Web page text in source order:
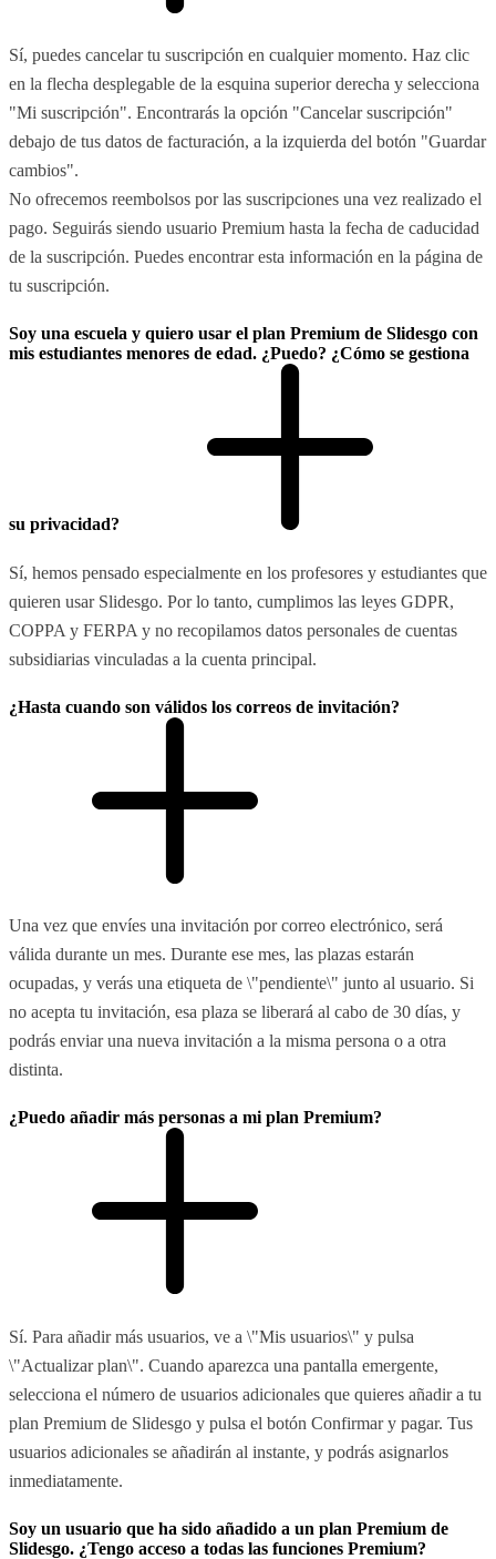
Sí, puedes cancelar tu suscripción en cualquier momento. Haz clic
en la flecha desplegable de la esquina superior derecha y selecciona
"Mi suscripción". Encontrarás la opción "Cancelar suscripción"
debajo de tus datos de facturación, a la izquierda del botón "Guardar
cambios".
No ofrecemos reembolsos por las suscripciones una vez realizado el
pago. Seguirás siendo usuario Premium hasta la fecha de caducidad
de la suscripción. Puedes encontrar esta información en la página de
tu suscripción.
Soy una escuela y quiero usar el plan Premium de Slidesgo con
mis estudiantes menores de edad. ¿Puedo? ¿Cómo se gestiona
su privacidad?
Sí, hemos pensado especialmente en los profesores y estudiantes que
quieren usar Slidesgo. Por lo tanto, cumplimos las leyes GDPR,
COPPA y FERPA y no recopilamos datos personales de cuentas
subsidiarias vinculadas a la cuenta principal.
¿Hasta cuando son válidos los correos de invitación?
Una vez que envíes una invitación por correo electrónico, será
válida durante un mes. Durante ese mes, las plazas estarán
ocupadas, y verás una etiqueta de \"pendiente\" junto al usuario. Si
no acepta tu invitación, esa plaza se liberará al cabo de 30 días, y
podrás enviar una nueva invitación a la misma persona o a otra
distinta.
¿Puedo añadir más personas a mi plan Premium?
Sí. Para añadir más usuarios, ve a \"Mis usuarios\" y pulsa
\"Actualizar plan\". Cuando aparezca una pantalla emergente,
selecciona el número de usuarios adicionales que quieres añadir a tu
plan Premium de Slidesgo y pulsa el botón Confirmar y pagar. Tus
usuarios adicionales se añadirán al instante, y podrás asignarlos
inmediatamente.
Soy un usuario que ha sido añadido a un plan Premium de
Slidesgo. ¿Tengo acceso a todas las funciones Premium?